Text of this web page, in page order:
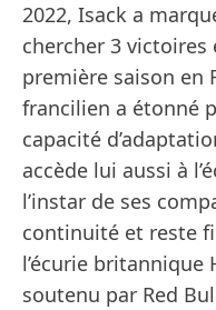
2022, Isack a
chercher 3
première saison en
francilien a étonné
capacité
accède lui aussi à
l’instar de ses
continuité et reste
l’écurie britannique
soutenu par Red